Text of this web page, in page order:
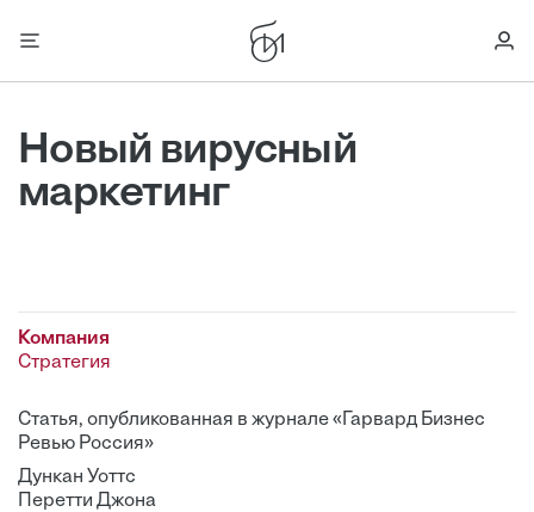
Новый вирусный
маркетинг
Компания
Стратегия
Статья, опубликованная в журнале «Гарвард Бизнес
Ревью Россия»
Дункан Уоттс
Перетти Джона